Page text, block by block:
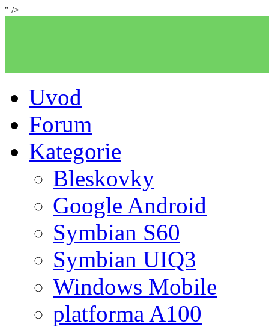
" />
Uvod
Forum
Kategorie
Bleskovky
Google Android
Symbian S60
Symbian UIQ3
Windows Mobile
platforma A100